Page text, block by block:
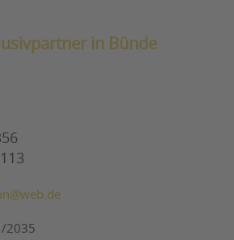
in Bünde
2035